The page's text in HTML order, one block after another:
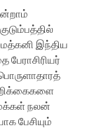
இந்திய
மக்கள் நலன்
பேசியும்